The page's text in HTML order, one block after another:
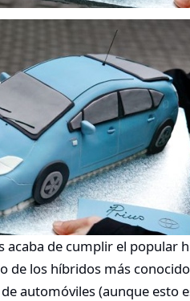
acaba de cumplir el popular
de los híbridos más
automóviles (aunque esto